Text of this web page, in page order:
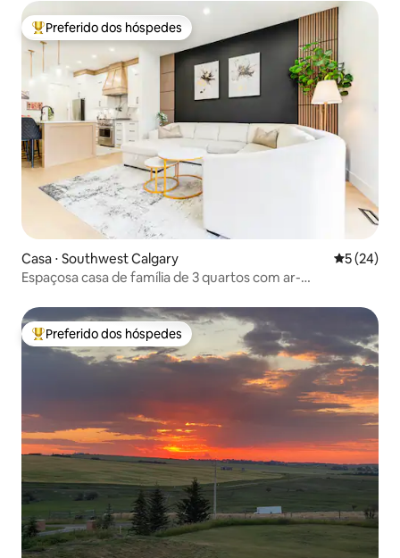
Entre os melhores preferidos dos hóspedes
Preferido dos hóspedes
Casa ⋅ Southwest Calgary 5 de uma
5 (24)
Espaçosa casa de família de 3 quartos com ar-
Entre os melhores preferidos dos hóspedes
Preferido dos hóspedes